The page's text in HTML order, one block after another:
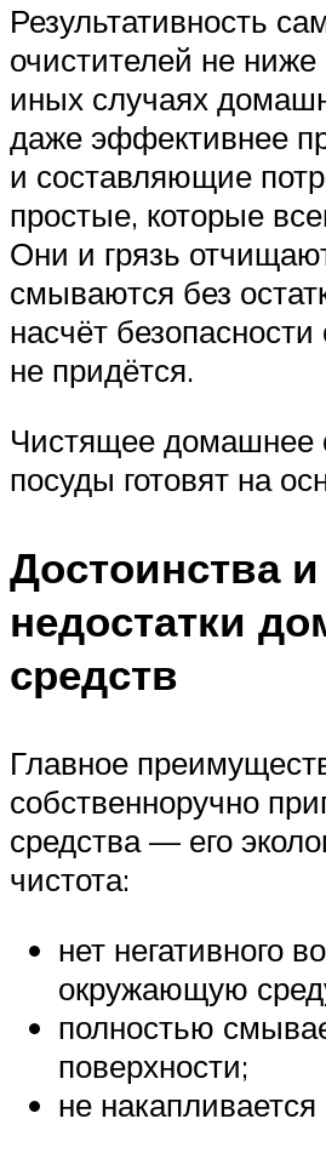
Результативность
очистителей не ниже
иных случаях
даже эффективнее
и составляющие
простые, которые
Они и грязь
смываются без
насчёт
не придётся.
Чистящее домашнее
посуды готовят на
Достоинства и
недостатки
средств
Главное
собственноручно
средства — его
чистота:
нет негативного
окружающую
полностью
поверхности;
не